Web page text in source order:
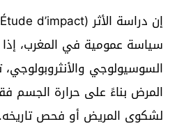
سياسة عمومية في المغرب،
السوسيولوجي
المرض بناءً على حرارة الجسم
لشكوى المريض أو فحص تاريخه.